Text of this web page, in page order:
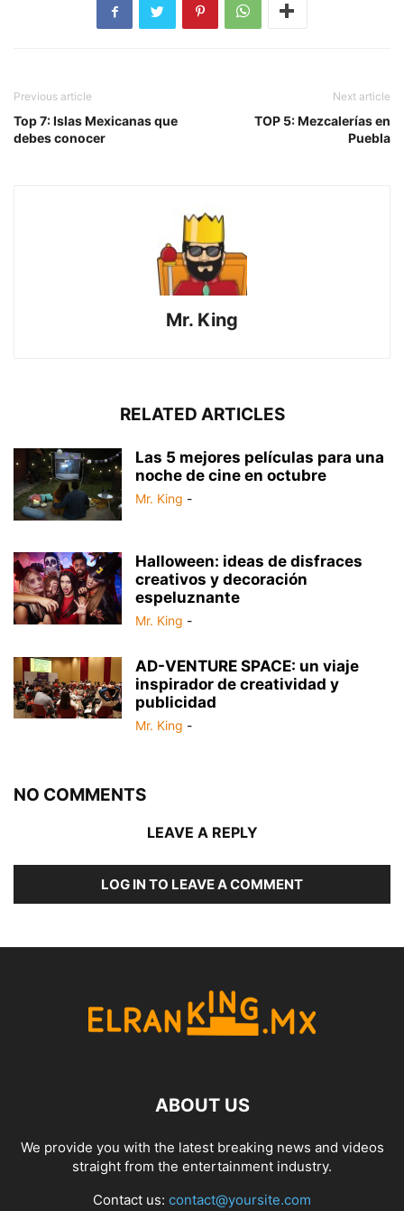
Previous article
Top 7: Islas Mexicanas que
debes conocer
Next article
TOP 5: Mezcalerías en
Puebla
Mr. King
RELATED ARTICLES
Las 5 mejores películas para una
noche de cine en octubre
Mr. King -
Halloween: ideas de disfraces
creativos y decoración
espeluznante
Mr. King -
AD-VENTURE SPACE: un viaje
inspirador de creatividad y
publicidad
Mr. King -
NO COMMENTS
LEAVE A REPLY
LOG IN TO LEAVE A COMMENT
ABOUT US
We provide you with the latest breaking news and videos
straight from the entertainment industry.
Contact us: contact@yoursite.com